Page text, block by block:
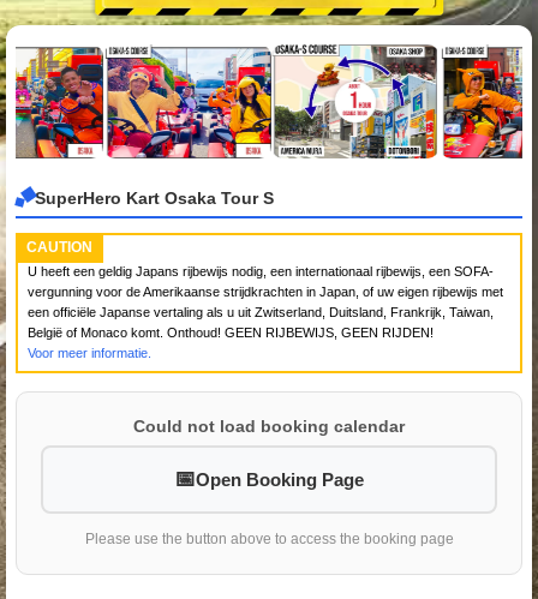
SuperHero Kart Osaka Tour S
CAUTION
U heeft een geldig Japans rijbewijs nodig, een internationaal rijbewijs, een SOFA-
vergunning voor de Amerikaanse strijdkrachten in Japan, of uw eigen rijbewijs met
een officiële Japanse vertaling als u uit Zwitserland, Duitsland, Frankrijk, Taiwan,
België of Monaco komt. Onthoud! GEEN RIJBEWIJS, GEEN RIJDEN!
Voor meer informatie.
Could not load booking calendar
Open Booking Page
Please use the button above to access the booking page